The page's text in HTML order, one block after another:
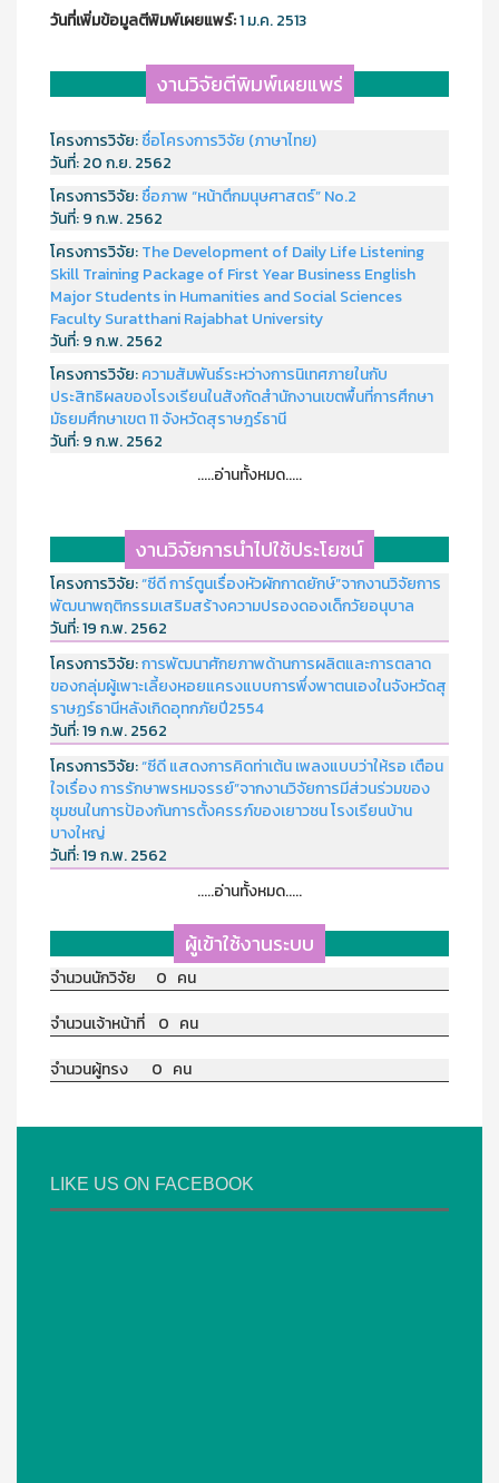
วันที่เพิ่มข้อมูลตีพิมพ์เผยแพร์:1 ม.ค. 2513
งานวิจัยตีพิมพ์เผยแพร่
โครงการวิจัย:ชื่อโครงการวิจัย (ภาษาไทย)
วันที่:20 ก.ย. 2562
โครงการวิจัย:ชื่อภาพ “หน้าตึกมนุษศาสตร์” No.2
วันที่:9 ก.พ. 2562
โครงการวิจัย:The Development of Daily Life Listening
Skill Training Package of First Year Business English
Major Students in Humanities and Social Sciences
Faculty Suratthani Rajabhat University
วันที่:9 ก.พ. 2562
โครงการวิจัย:ความสัมพันธ์ระหว่างการนิเทศภายในกับ
ประสิทธิผลของโรงเรียนในสังกัดสำนักงานเขตพื้นที่การศึกษา
มัธยมศึกษาเขต 11 จังหวัดสุราษฎร์ธานี
วันที่:9 ก.พ. 2562
.....อ่านทั้งหมด.....
งานวิจัยการนำไปใช้ประโยชน์
โครงการวิจัย:“ซีดี การ์ตูนเรื่องหัวผักกาดยักษ์”จากงานวิจัยการ
พัฒนาพฤติกรรมเสริมสร้างความปรองดองเด็กวัยอนุบาล
วันที่:19 ก.พ. 2562
โครงการวิจัย:การพัฒนาศักยภาพด้านการผลิตและการตลาด
ของกลุ่มผู้เพาะเลี้ยงหอยแครงแบบการพึ่งพาตนเองในจังหวัดสุ
ราษฏร์ธานีหลังเกิดอุทกภัยปี2554
วันที่:19 ก.พ. 2562
โครงการวิจัย:“ซีดี แสดงการคิดท่าเต้น เพลงแบบว่าให้รอ เตือน
ใจเรื่อง การรักษาพรหมจรรย์”จากงานวิจัยการมีส่วนร่วมของ
ชุมชนในการป้องกันการตั้งครรภ์ของเยาวชน โรงเรียนบ้าน
บางใหญ่
วันที่:19 ก.พ. 2562
.....อ่านทั้งหมด.....
ผู้เข้าใช้งานระบบ
จำนวนนักวิจัย 0 คน
จำนวนเจ้าหน้าที่ 0 คน
จำนวนผู้ทรง 0 คน
LIKE US ON FACEBOOK